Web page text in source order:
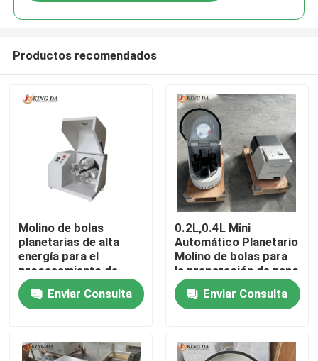
Inicio
Productos
Sobre nosotros
Productos recomendados
Molino de bolas
planetarias de alta
energía para el
procesamiento de
materiales de
laboratorio de
molienda de polvo
Enviar Consulta
0.2L,0.4L Mini
Automático Planetario
Molino de bolas para
la preparación de nano
polvo Investigación
avanzada de
materiales
Enviar Consulta